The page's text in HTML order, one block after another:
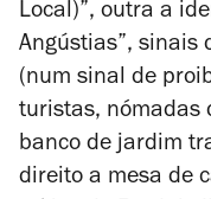
Local)”, outra a
Angústias”, sinais
(num sinal de
turistas, nómadas
banco de jardim
direito a mesa de